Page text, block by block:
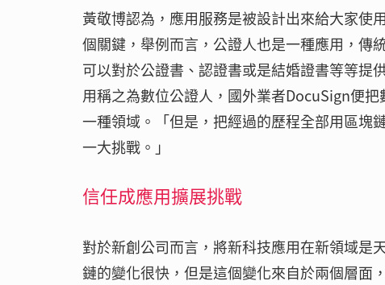
黃敬博認為，應用服務是被設計出來給大家使
個關鍵，舉例而言，公證人也是一種應用，傳
可以對於公證書、認證書或是結婚證書等等提
用稱之為數位公證人，國外業者DocuSign便
一種領域。「但是，把經過的歷程全部用區塊
一大挑戰。」
信任成應用擴展挑戰
對於新創公司而言，將新科技應用在新領域是
鏈的變化很快，但是這個變化來自於兩個層面